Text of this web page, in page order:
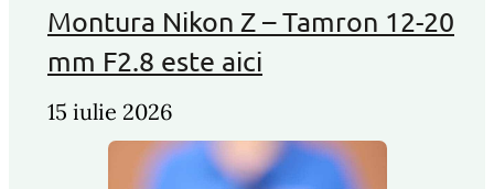
Montura Nikon Z – Tamron 12-20
mm F2.8 este aici
15 iulie 2026